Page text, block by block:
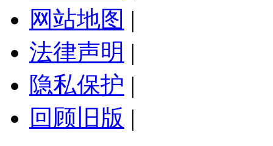
网站地图 |
法律声明 |
隐私保护 |
回顾旧版 |